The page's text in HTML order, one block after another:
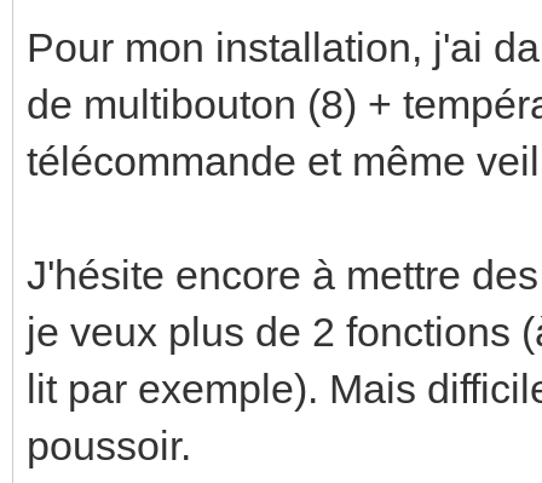
Pour mon installation, j'ai
de multibouton (8) +
télécommande et même
J'hésite encore à mettre
je veux plus de 2 fonctions
lit par exemple). Mais
poussoir.